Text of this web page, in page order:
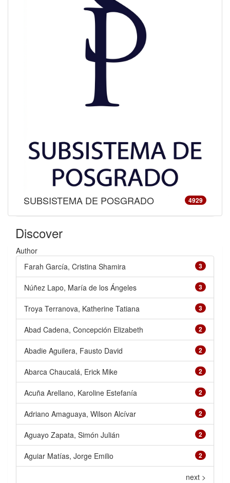
SUBSISTEMA DE POSGRADO 4929
Discover
Author
3
Farah García, Cristina Shamira
3
Núñez Lapo, María de los Ángeles
3
Troya Terranova, Katherine Tatiana
2
Abad Cadena, Concepción Elizabeth
2
Abadie Aguilera, Fausto David
2
Abarca Chaucalá, Erick Mike
2
Acuña Arellano, Karoline Estefanía
2
Adriano Amaguaya, Wilson Alcívar
2
Aguayo Zapata, Simón Julián
2
Aguiar Matías, Jorge Emilio
next >